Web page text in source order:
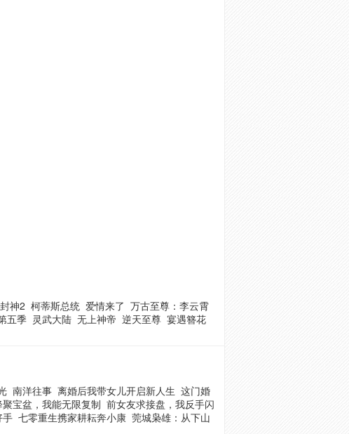
神2 柯蒂斯总统 爱情来了 万古至尊：李云霄
五季 灵武大陆 无上神帝 逆天至尊 宴遇簪花
南洋往事 离婚后我带女儿开启新人生 这门婚
聚宝盆，我能无限复制 前女友求接盘，我反手闪
手 七零重生携家耕耘奔小康 莞城枭雄：从下山